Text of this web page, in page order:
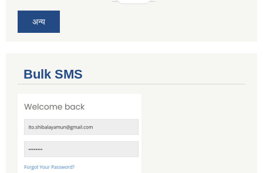
अन्य
Bulk SMS